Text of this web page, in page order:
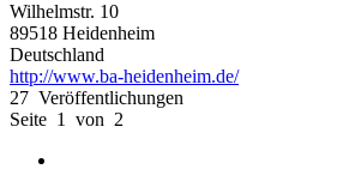
Wilhelmstr. 10
89518 Heidenheim
Deutschland
http://www.ba-heidenheim.de/
27 Veröffentlichungen
Seite 1 von 2